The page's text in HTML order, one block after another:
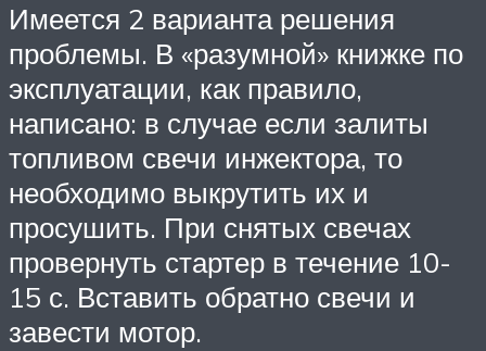
Имеется 2 варианта решения
проблемы. В «разумной» книжке по
эксплуатации, как правило,
написано: в случае если залиты
топливом свечи инжектора, то
необходимо выкрутить их и
просушить. При снятых свечах
провернуть стартер в течение 10-
15 с. Вставить обратно свечи и
завести мотор.